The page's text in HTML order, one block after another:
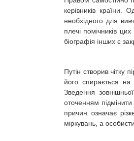
керівників
необхідного для
плечі помічників
біографія інших є
Путін створив
його спирається
Зведення
оточенням
причин означає
міркувань, а